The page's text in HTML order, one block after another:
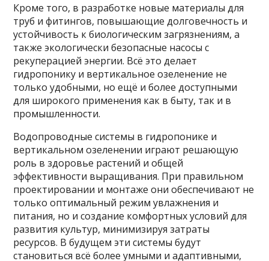
Кроме того, в разработке новые материалы для
труб и фитингов, повышающие долговечность и
устойчивость к биологическим загрязнениям, а
также экологически безопасные насосы с
рекуперацией энергии. Всё это делает
гидропонику и вертикальное озеленение не
только удобными, но ещё и более доступными
для широкого применения как в быту, так и в
промышленности.
Водопроводные системы в гидропонике и
вертикальном озеленении играют решающую
роль в здоровье растений и общей
эффективности выращивания. При правильном
проектировании и монтаже они обеспечивают не
только оптимальный режим увлажнения и
питания, но и создание комфортных условий для
развития культур, минимизируя затраты
ресурсов. В будущем эти системы будут
становиться всё более умными и адаптивными,